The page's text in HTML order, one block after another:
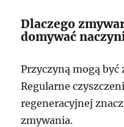
Dlaczego
domywać
Przyczyną mogą
Regularne
regeneracyjnej
zmywania.